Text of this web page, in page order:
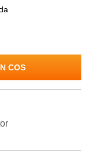
COS